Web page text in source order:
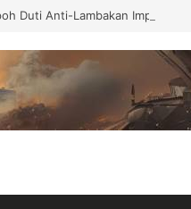
Duti Anti-Lambakan Import